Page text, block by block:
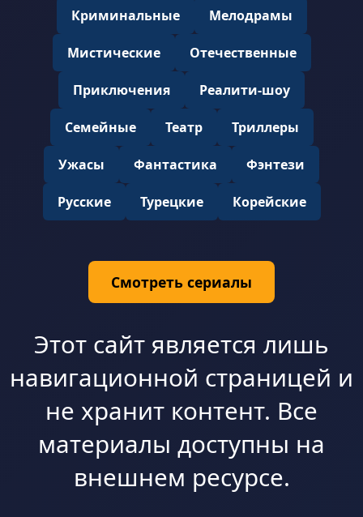
Криминальные Мелодрамы
Мистические Отечественные
Приключения Реалити-шоу
Семейные Театр Триллеры
Ужасы Фантастика Фэнтези
Русские Турецкие Корейские
Смотреть сериалы
Этот сайт является лишь
навигационной страницей и
не хранит контент. Все
материалы доступны на
внешнем ресурсе.